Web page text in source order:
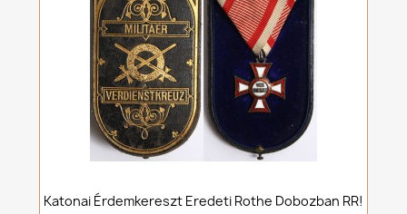
Katonai Érdemkereszt Eredeti Rothe Dobozban RR!